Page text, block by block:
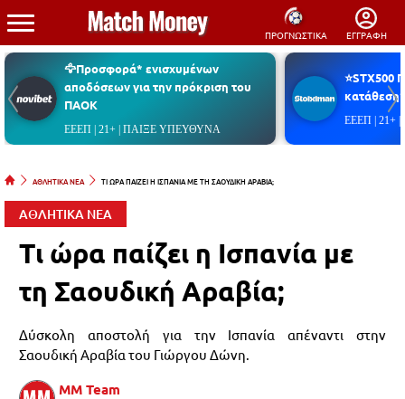
ΠΡΟΓΝΩΣΤΙΚΑ ΕΓΓΡΑΦΗ
🦅Προσφορά* ενισχυμένων
αποδόσεων για την πρόκριση του
ΠΑΟΚ
ΕΕΕΠ | 21+ | ΠΑΙΞΕ ΥΠΕΥΘΥΝΑ
⭐STX500
ΕΕΕΠ | 21+
ΑΘΛΗΤΙΚΑ ΝΕΑ ΤΙ ΩΡΑ ΠΑΙΖΕΙ Η ΙΣΠΑΝΙΑ ΜΕ ΤΗ ΣΑΟΥΔΙΚΗ ΑΡΑΒΙΑ;
ΑΘΛΗΤΙΚΑ ΝΕΑ
Τι ώρα παίζει η Ισπανία με
τη Σαουδική Αραβία;
Δύσκολη αποστολή για την Ισπανία απέναντι στην
Σαουδική Αραβία του Γιώργου Δώνη.
MM Team